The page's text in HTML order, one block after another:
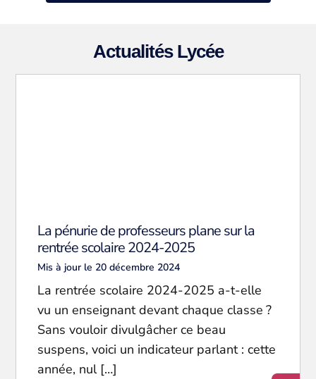
Actualités Lycée
La pénurie de professeurs plane sur la
rentrée scolaire 2024-2025
Mis à jour le 20 décembre 2024
La rentrée scolaire 2024-2025 a-t-elle
vu un enseignant devant chaque classe ?
Sans vouloir divulgâcher ce beau
suspens, voici un indicateur parlant : cette
année, nul […]